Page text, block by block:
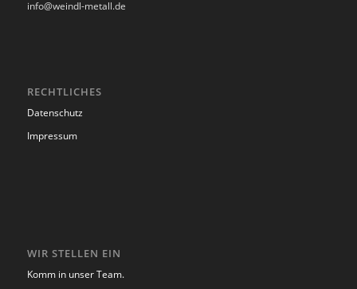
info@weindl-metall.de
RECHTLICHES
Datenschutz
Impressum
WIR STELLEN EIN
Komm in unser Team.